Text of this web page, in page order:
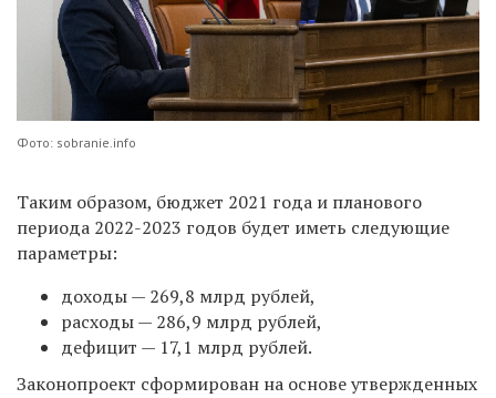
Фото: sobranie.info
Таким образом, бюджет 2021 года и планового
периода 2022-2023 годов будет иметь следующие
параметры:
доходы — 269,8 млрд рублей,
расходы — 286,9 млрд рублей,
дефицит — 17,1 млрд рублей.
Законопроект сформирован на основе утвержденных